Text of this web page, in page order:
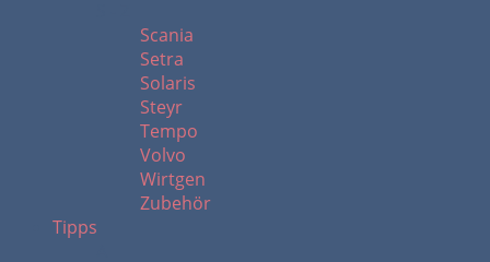
Scania
Setra
Solaris
Steyr
Tempo
Volvo
Wirtgen
Zubehör
Tipps